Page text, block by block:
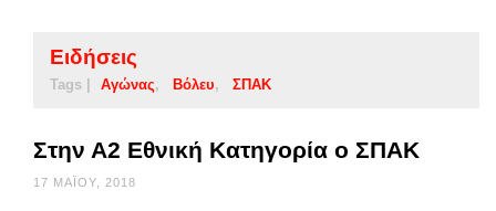
Ειδήσεις
Tags | Αγώνας Βόλευ ΣΠΑΚ
Στην Α2 Εθνική Κατηγορία ο ΣΠΑΚ
17 ΜΑΪ́ΟΥ, 2018